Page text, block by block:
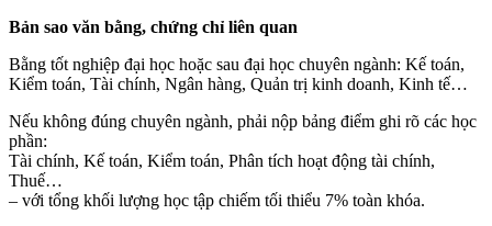
Bản sao văn bằng, chứng chỉ liên quan
Bằng tốt nghiệp đại học hoặc sau đại học chuyên ngành: Kế toán,
Kiểm toán, Tài chính, Ngân hàng, Quản trị kinh doanh, Kinh tế…
Nếu không đúng chuyên ngành, phải nộp bảng điểm ghi rõ các học
phần:
Tài chính, Kế toán, Kiểm toán, Phân tích hoạt động tài chính,
Thuế…
– với tổng khối lượng học tập chiếm tối thiểu 7% toàn khóa.